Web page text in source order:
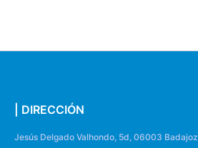
| DIRECCIÓN
Jesús Delgado Valhondo, 5d, 06003 Badajoz